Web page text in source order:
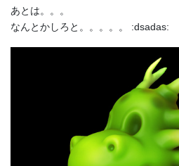
あとは。。。
なんとかしろと。。。。。 :dsadas: